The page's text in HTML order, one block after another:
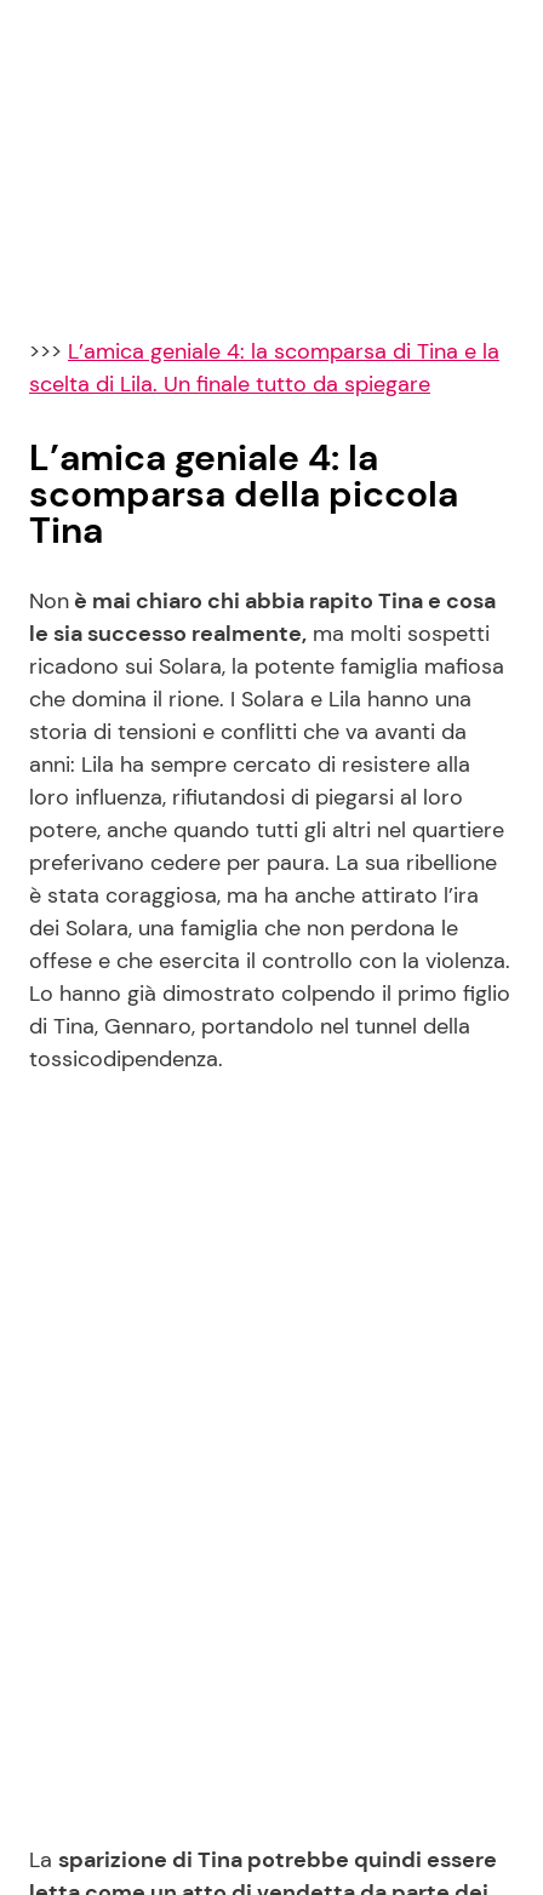
>>> L’amica geniale 4: la scomparsa di Tina e la
scelta di Lila. Un finale tutto da spiegare
L’amica geniale 4: la
scomparsa della piccola
Tina
Non è mai chiaro chi abbia rapito Tina e cosa
le sia successo realmente, ma molti sospetti
ricadono sui Solara, la potente famiglia mafiosa
che domina il rione. I Solara e Lila hanno una
storia di tensioni e conflitti che va avanti da
anni: Lila ha sempre cercato di resistere alla
loro influenza, rifiutandosi di piegarsi al loro
potere, anche quando tutti gli altri nel quartiere
preferivano cedere per paura. La sua ribellione
è stata coraggiosa, ma ha anche attirato l’ira
dei Solara, una famiglia che non perdona le
offese e che esercita il controllo con la violenza.
Lo hanno già dimostrato colpendo il primo figlio
di Tina, Gennaro, portandolo nel tunnel della
tossicodipendenza.
La sparizione di Tina potrebbe quindi essere